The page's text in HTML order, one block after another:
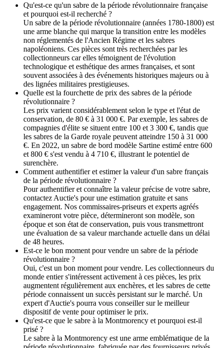
Qu'est-ce qu'un sabre de la période révolutionnaire française
et pourquoi est-il recherché ?
Un sabre de la période révolutionnaire (années 1780-1800) est
une arme blanche qui marque la transition entre les modèles
non réglementés de l'Ancien Régime et les sabres
napoléoniens. Ces pièces sont très recherchées par les
collectionneurs car elles témoignent de l'évolution
technologique et esthétique des armes françaises, et sont
souvent associées à des événements historiques majeurs ou à
des lignées militaires prestigieuses.
Quelle est la fourchette de prix des sabres de la période
révolutionnaire ?
Les prix varient considérablement selon le type et l'état de
conservation, de 80 € à 31 000 €. Par exemple, les sabres de
compagnies d'élite se situent entre 100 et 3 300 €, tandis que
les sabres de la Garde royale peuvent atteindre 150 à 31 000
€. En 2022, un sabre de bord modèle Sartine estimé entre 600
et 800 € s'est vendu à 4 710 €, illustrant le potentiel de
surenchère.
Comment authentifier et estimer la valeur d'un sabre français
de la période révolutionnaire ?
Pour authentifier et connaître la valeur précise de votre sabre,
contactez Auctie's pour une estimation gratuite et sans
engagement. Nos commissaires-priseurs et experts agréés
examineront votre pièce, détermineront son modèle, son
époque et son état de conservation, puis vous transmettront
une évaluation de sa valeur marchande actuelle dans un délai
de 48 heures.
Est-ce le bon moment pour vendre un sabre de la période
révolutionnaire ?
Oui, c'est un bon moment pour vendre. Les collectionneurs du
monde entier s'intéressent activement à ces pièces, les prix
augmentent régulièrement aux enchères, et les sabres de cette
période connaissent un succès persistant sur le marché. Un
expert d'Auctie's pourra vous conseiller sur le meilleur
dispositif de vente pour optimiser le prix.
Qu'est-ce que le sabre à la Montmorency et pourquoi est-il
prisé ?
Le sabre à la Montmorency est une arme emblématique de la